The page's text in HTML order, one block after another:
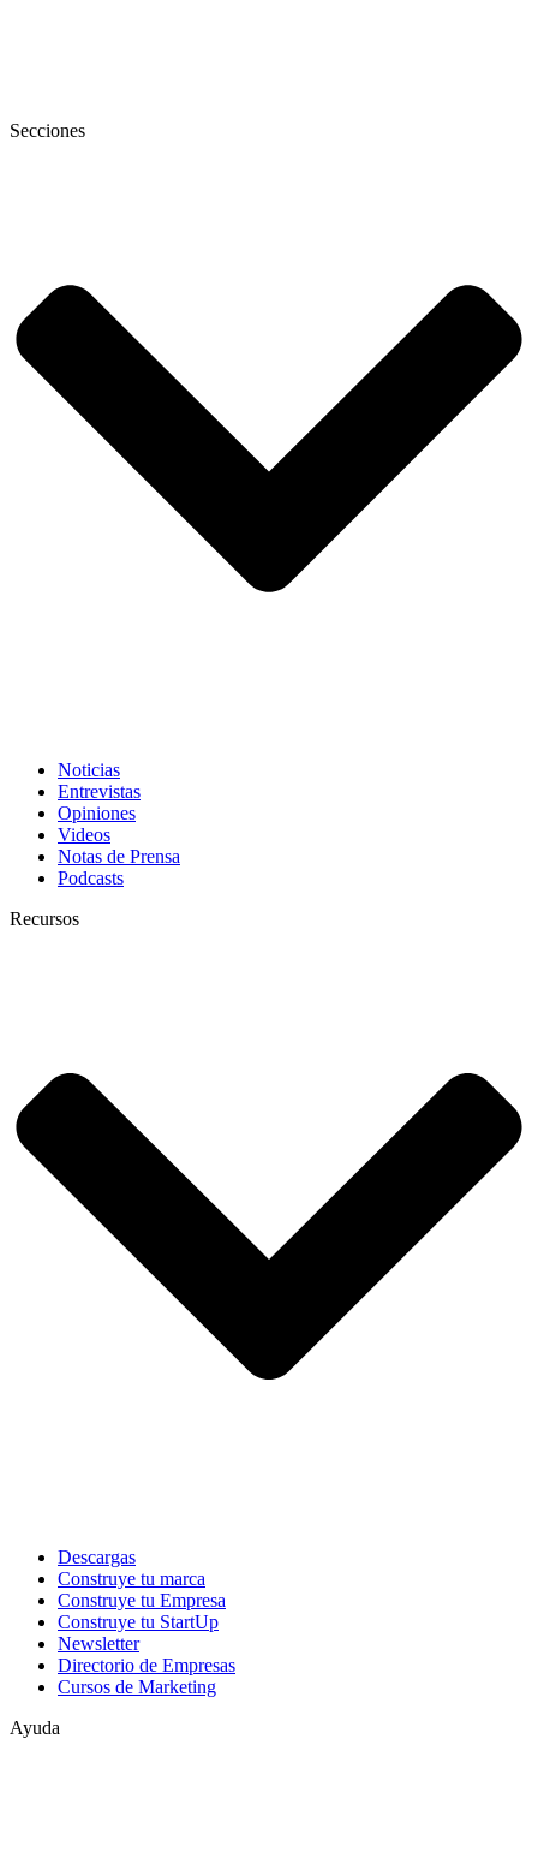
Secciones
Noticias
Entrevistas
Opiniones
Videos
Notas de Prensa
Podcasts
Recursos
Descargas
Construye tu marca
Construye tu Empresa
Construye tu StartUp
Newsletter
Directorio de Empresas
Cursos de Marketing
Ayuda